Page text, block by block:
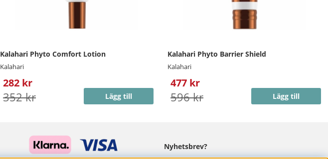
Kalahari Phyto Comfort Lotion
Kalahari
282 kr
352 kr Lägg till
Kalahari Phyto Barrier Shield
Kalahari
477 kr
596 kr Lägg till
Nyhetsbrev?